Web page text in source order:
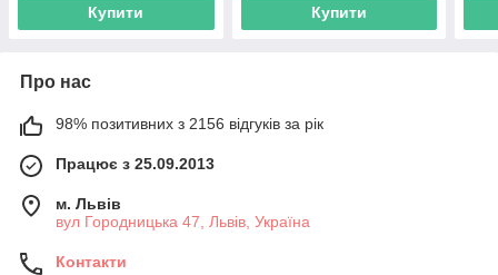
Купити Купити
Про нас
98% позитивних з 2156 відгуків за рік
Працює з 25.09.2013
м. Львів
вул Городницька 47, Львів, Україна
Контакти